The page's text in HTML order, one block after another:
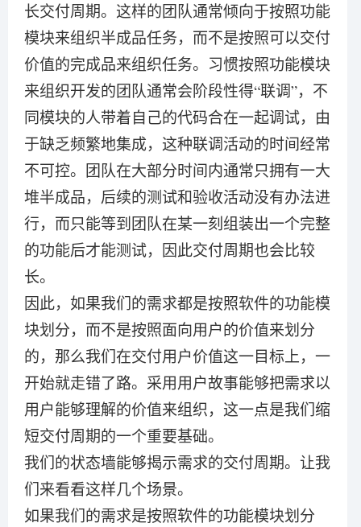
长交付周期。这样的团队通常倾向于按照功能
模块来组织半成品任务，而不是按照可以交付
价值的完成品来组织任务。习惯按照功能模块
来组织开发的团队通常会阶段性得“联调”，不
同模块的人带着自己的代码合在一起调试，由
于缺乏频繁地集成，这种联调活动的时间经常
不可控。团队在大部分时间内通常只拥有一大
堆半成品，后续的测试和验收活动没有办法进
行，而只能等到团队在某一刻组装出一个完整
的功能后才能测试，因此交付周期也会比较
长。
因此，如果我们的需求都是按照软件的功能模
块划分，而不是按照面向用户的价值来划分
的，那么我们在交付用户价值这一目标上，一
开始就走错了路。采用用户故事能够把需求以
用户能够理解的价值来组织，这一点是我们缩
短交付周期的一个重要基础。
我们的状态墙能够揭示需求的交付周期。让我
们来看看这样几个场景。
如果我们的需求是按照软件的功能模块划分